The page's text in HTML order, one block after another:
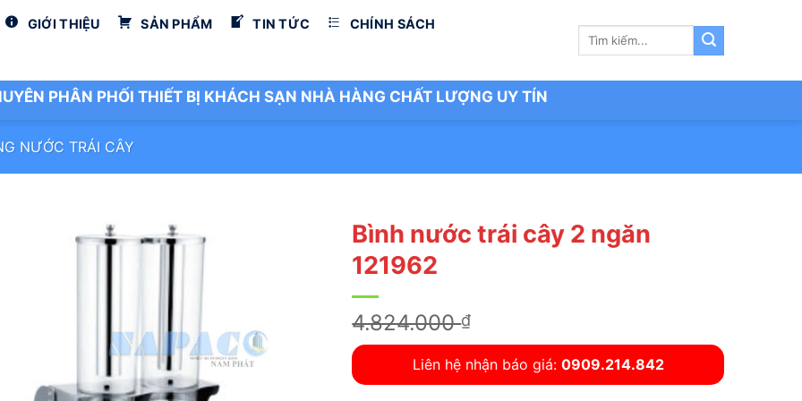
GIỚI THIỆU SẢN PHẨM TIN TỨC CHÍNH SÁCH
Tìm
PHÂN PHỐI THIẾT BỊ KHÁCH SẠN NHÀ HÀNG CHẤT LƯỢNG UY TÍN
NƯỚC TRÁI CÂY
Bình nước trái cây 2 ngăn
121962
4.824.000₫
gốc
là:
4.824.000 ₫.
hiện
tại
là:
Liên hệ nhận báo giá: 0909.214.842